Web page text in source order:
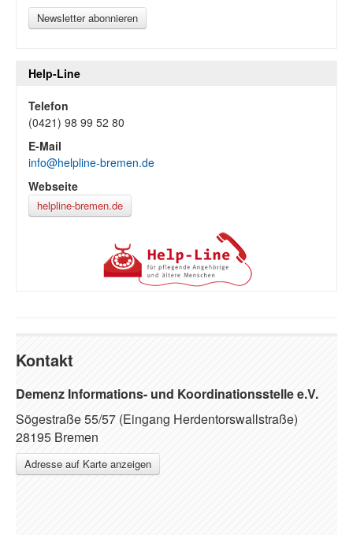
Newsletter abonnieren
Help-Line
Telefon
(0421) 98 99 52 80
E-Mail
info@helpline-bremen.de
Webseite
helpline-bremen.de
Kontakt
Demenz Informations- und Koordinationsstelle e.V.
Sögestraße 55/57 (Eingang Herdentorswallstraße)
28195 Bremen
Adresse auf Karte anzeigen